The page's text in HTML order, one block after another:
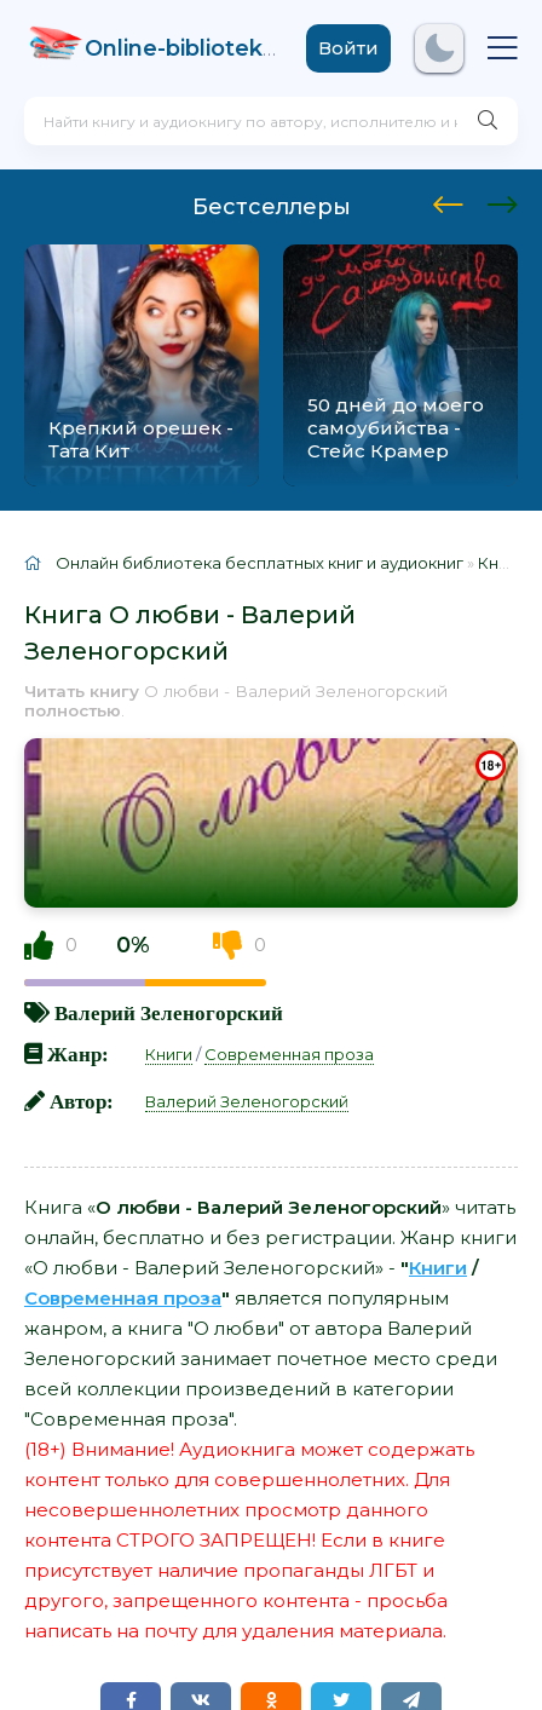
Online-biblioteka .comВойти
Бестселлеры
Крепкий орешек -
Тата Кит
50 дней до моего
самоубийства -
Стейс Крамер
Онлайн библиотека бесплатных книг и аудиокниг » Книги
Книга О любви - Валерий
Зеленогорский
Читать книгу О любви - Валерий Зеленогорский
полностью
0 0% 0
Валерий Зеленогорский
Жанр:
Книги /Современная проза
Автор: Валерий Зеленогорский
Книга «О любви - Валерий Зеленогорский» читать
онлайн, бесплатно и без регистрации. Жанр книги
«О любви - Валерий Зеленогорский» - "Книги /
Современная проза" является популярным
жанром, а книга "О любви" от автора Валерий
Зеленогорский занимает почетное место среди
всей коллекции произведений в категории
"Современная проза".
(18+) Внимание! Аудиокнига может содержать
контент только для совершеннолетних. Для
несовершеннолетних просмотр данного
контента СТРОГО ЗАПРЕЩЕН! Если в книге
присутствует наличие пропаганды ЛГБТ и
другого, запрещенного контента - просьба
написать на почту для удаления материала.